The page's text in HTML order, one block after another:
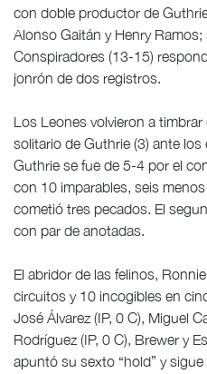
con doble productor de
Alonso Gaitán y Henry
Conspiradores (13-15)
jonrón de dos registros.
Los Leones volvieron a
solitario de Guthrie (3) ante
Guthrie se fue de 5-4 por el
con 10 imparables, seis
cometió tres pecados. El
con par de anotadas.
El abridor de las felinos,
circuitos y 10 incogibles en
José Álvarez (IP, 0 C), Miguel
Rodríguez (IP, 0 C), Brewer y
apuntó su sexto “hold” y